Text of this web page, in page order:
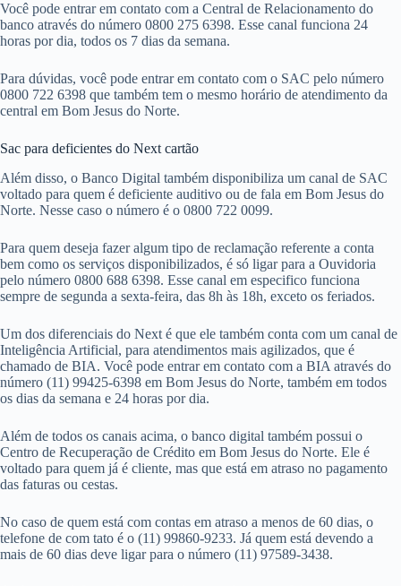
Você pode entrar em contato com a Central de Relacionamento do
banco através do número 0800 275 6398. Esse canal funciona 24
horas por dia, todos os 7 dias da semana.
Para dúvidas, você pode entrar em contato com o SAC pelo número
0800 722 6398 que também tem o mesmo horário de atendimento da
central em Bom Jesus do Norte.
Sac para deficientes do Next cartão
Além disso, o Banco Digital também disponibiliza um canal de SAC
voltado para quem é deficiente auditivo ou de fala em Bom Jesus do
Norte. Nesse caso o número é o 0800 722 0099.
Para quem deseja fazer algum tipo de reclamação referente a conta
bem como os serviços disponibilizados, é só ligar para a Ouvidoria
pelo número 0800 688 6398. Esse canal em especifico funciona
sempre de segunda a sexta-feira, das 8h às 18h, exceto os feriados.
Um dos diferenciais do Next é que ele também conta com um canal de
Inteligência Artificial, para atendimentos mais agilizados, que é
chamado de BIA. Você pode entrar em contato com a BIA através do
número (11) 99425-6398 em Bom Jesus do Norte, também em todos
os dias da semana e 24 horas por dia.
Além de todos os canais acima, o banco digital também possui o
Centro de Recuperação de Crédito em Bom Jesus do Norte. Ele é
voltado para quem já é cliente, mas que está em atraso no pagamento
das faturas ou cestas.
No caso de quem está com contas em atraso a menos de 60 dias, o
telefone de com tato é o (11) 99860-9233. Já quem está devendo a
mais de 60 dias deve ligar para o número (11) 97589-3438.